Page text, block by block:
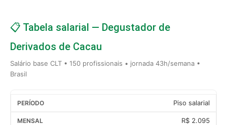
📋 Tabela salarial — Degustador de
Derivados de Cacau
Salário base CLT • 150 profissionais • jornada 43h/semana •
Brasil
Piso salarial
R$ 2.095